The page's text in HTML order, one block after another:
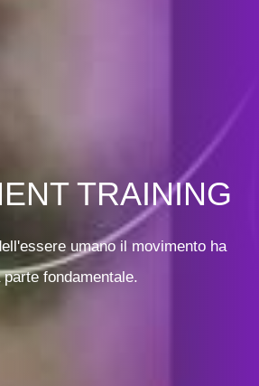
TRAINING
umano il movimento ha
parte fondamentale.